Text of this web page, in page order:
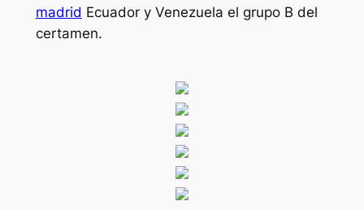
madrid Ecuador y Venezuela el grupo B del
certamen.